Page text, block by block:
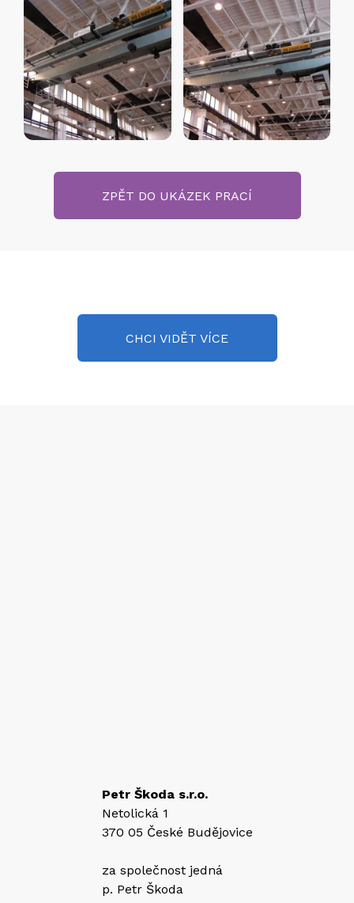
ZPĚT DO UKÁZEK PRACÍ
CHCI VIDĚT VÍCE
Petr Škoda s.r.o.
Netolická 1
370 05 České Budějovice
za společnost jedná
p. Petr Škoda